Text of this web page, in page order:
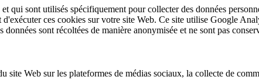
sont utilisés spécifiquement pour collecter des données
ces cookies sur votre site Web. Ce site utilise Google
sont récoltées de manière anonymisée et ne sont pas
Web sur les plateformes de médias sociaux, la collecte de